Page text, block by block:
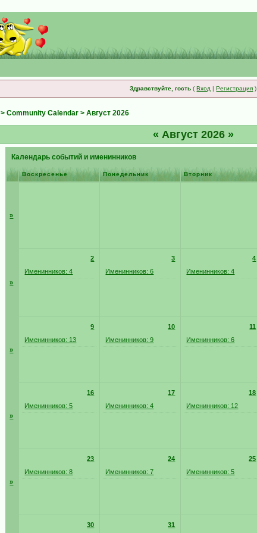
Здравствуйте, гость (Вход |Регистрация )
>Community Calendar > Август 2026
« Август 2026 »
Календарь событий и именинников
Воскресенье Понедельник Вторник
»
»
2
Именинников: 4
3
Именинников: 6
4
Именинников: 4
»
9
Именинников: 13
10
Именинников: 9
11
Именинников: 6
»
16
Именинников: 5
17
Именинников: 4
18
Именинников: 12
»
23
Именинников: 8
24
Именинников: 7
25
Именинников: 5
30 31